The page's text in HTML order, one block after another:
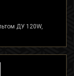
ДУ 120W,